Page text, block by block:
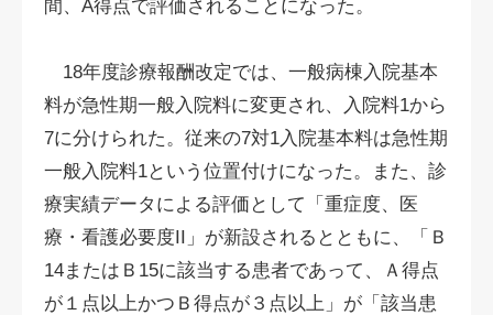
間、A得点で評価されることになった。
18年度診療報酬改定では、一般病棟入院基本
料が急性期一般入院料に変更され、入院料1から
7に分けられた。従来の7対1入院基本料は急性期
一般入院料1という位置付けになった。また、診
療実績データによる評価として「重症度、医
療・看護必要度II」が新設されるとともに、「Ｂ
14またはＢ15に該当する患者であって、Ａ得点
が１点以上かつＢ得点が３点以上」が「該当患